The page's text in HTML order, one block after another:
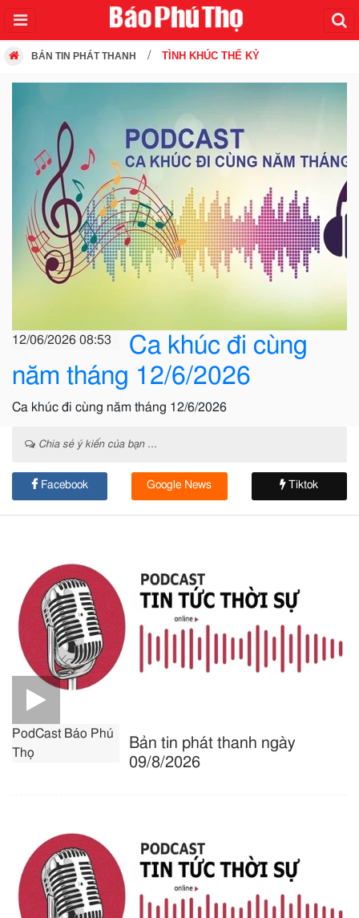
BẢN TIN PHÁT THANH TÌNH KHÚC THẾ KỶ
12/06/2026 08:53
Ca khúc đi cùng
năm tháng 12/6/2026
Ca khúc đi cùng năm tháng 12/6/2026
Chia sẻ ý kiến của bạn ...
Facebook Google News Tiktok
PodCast Báo Phú
Thọ
Bản tin phát thanh ngày
09/8/2026